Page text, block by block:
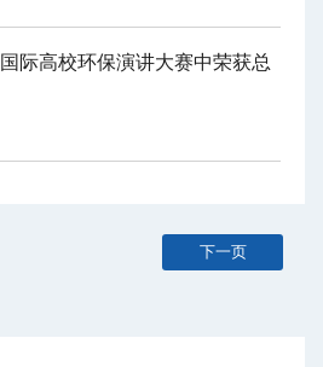
际高校环保演讲大赛中荣获总
下一页